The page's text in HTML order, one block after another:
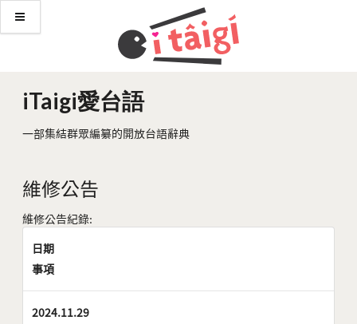
iTaigi愛台語
一部集結群眾編纂的開放台語辭典
維修公告
維修公告紀錄:
日期
事項
2024.11.29